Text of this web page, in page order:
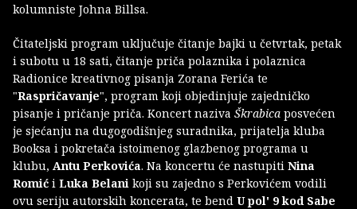
kolumniste Johna Billsa.
Čitateljski program uključuje čitanje bajki u četvrtak, petak
i subotu u 18 sati, čitanje priča polaznika i polaznica
Radionice kreativnog pisanja Zorana Ferića te
"Raspričavanje", program koji objedinjuje zajedničko
pisanje i pričanje priča. Koncert naziva Škrabica posvećen
je sjećanju na dugogodišnjeg suradnika, prijatelja kluba
Booksa i pokretača istoimenog glazbenog programa u
klubu, Antu Perkovića. Na koncertu će nastupiti Nina
Romić i Luka Belani koji su zajedno s Perkovićem vodili
ovu seriju autorskih koncerata, te bend U pol' 9 kod Sabe